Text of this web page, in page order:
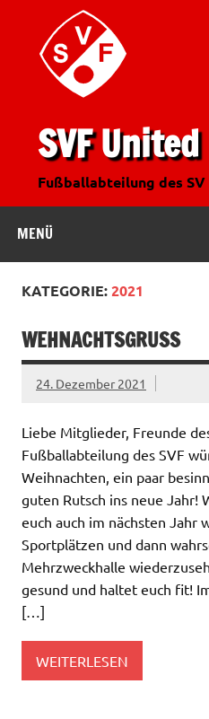
SVF United
Fußballabteilung des
MENÜ
KATEGORIE:2021
WEHNACHTSGRUSS
24. Dezember 2021
Liebe Mitglieder, Freunde
Fußballabteilung des SVF
Weihnachten, ein paar
guten Rutsch ins neue Jahr!
euch auch im nächsten Jahr
Sportplätzen und dann
Mehrzweckhalle
gesund und haltet euch fit!
[…]
WEITERLESEN